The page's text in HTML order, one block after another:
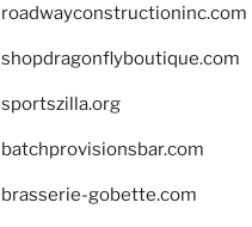
roadwayconstructioninc.com
shopdragonflyboutique.com
sportszilla.org
batchprovisionsbar.com
brasserie-gobette.com